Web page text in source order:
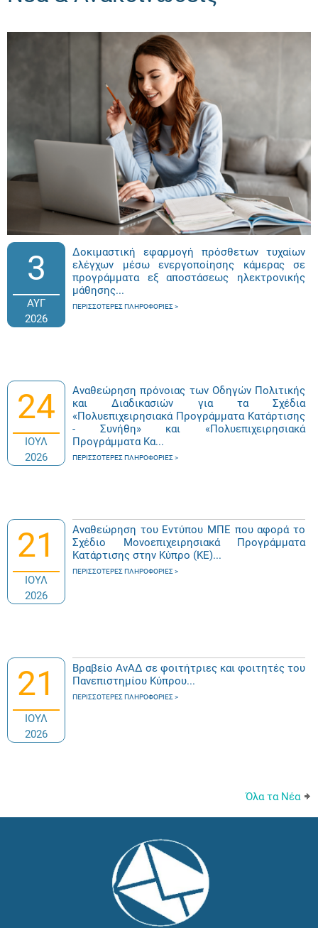
3
ΑΥΓ
2026
Δοκιμαστική εφαρμογή πρόσθετων τυχαίων
ελέγχων μέσω ενεργοποίησης κάμερας σε
προγράμματα εξ αποστάσεως ηλεκτρονικής
μάθησης...
ΠΕΡΙΣΣΌΤΕΡΕΣ ΠΛΗΡΟΦΟΡΊΕΣ
24
ΙΟΥΛ
2026
Αναθεώρηση πρόνοιας των Οδηγών Πολιτικής
και Διαδικασιών για τα Σχέδια
«Πολυεπιχειρησιακά Προγράμματα Κατάρτισης
- Συνήθη» και «Πολυεπιχειρησιακά
Προγράμματα Κα...
ΠΕΡΙΣΣΌΤΕΡΕΣ ΠΛΗΡΟΦΟΡΊΕΣ
21
ΙΟΥΛ
2026
Αναθεώρηση του Εντύπου ΜΠΕ που αφορά το
Σχέδιο Μονοεπιχειρησιακά Προγράμματα
Κατάρτισης στην Κύπρο (ΚΕ)...
ΠΕΡΙΣΣΌΤΕΡΕΣ ΠΛΗΡΟΦΟΡΊΕΣ
21
ΙΟΥΛ
2026
Βραβείο ΑνΑΔ σε φοιτήτριες και φοιτητές του
Πανεπιστημίου Κύπρου...
ΠΕΡΙΣΣΌΤΕΡΕΣ ΠΛΗΡΟΦΟΡΊΕΣ
Όλα τα Νέα